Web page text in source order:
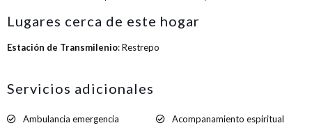
Lugares cerca de este hogar
Estación de Transmilenio: Restrepo
Servicios adicionales
Ambulancia emergencia
Acompanamiento espiritual